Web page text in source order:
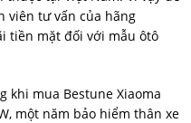
viên tư vấn của hãng
tiền mặt đối với mẫu ôtô
khi mua Bestune Xiaoma
một năm bảo hiểm thân xe